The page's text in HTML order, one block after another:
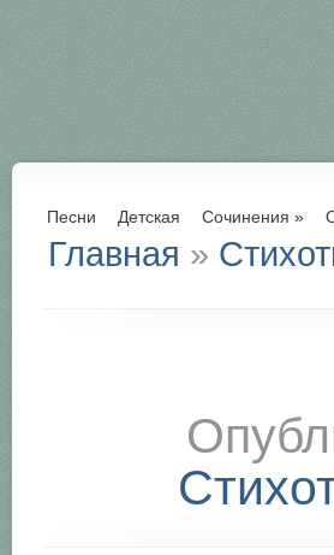
Песни Детская Сочинения »
Главная »